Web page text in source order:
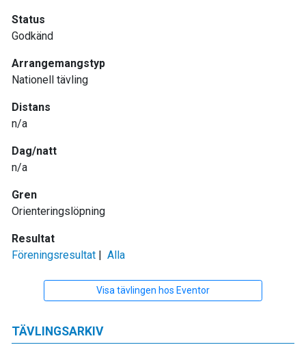
TÄVLINGSARKIV
Status
Godkänd
Arrangemangstyp
Nationell tävling
Distans
n/a
Dag/natt
n/a
Gren
Orienteringslöpning
Resultat
Föreningsresultat
Alla
Visa tävlingen hos Eventor